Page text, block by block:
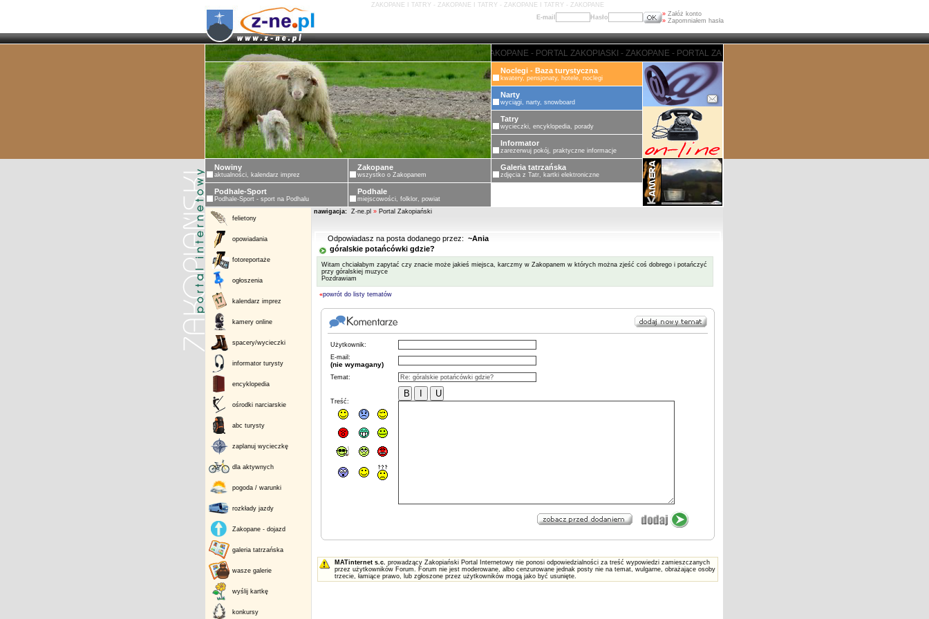
ZAKOPANE I TATRY - ZAKOPANE I TATRY - ZAKOPANE I TATRY - ZAKOPANE
E-mail
Hasło » Załóż konto
» Zapomniałem hasła
ZAKOPANE - PORTAL ZAKOPIASKI - ZAKOPANE - PORTAL ZAKOPIASKI - ZAKOPANE - PORTAL ZAKOPIASKI -
Noclegi - Baza turystyczna
kwatery, pensjonaty, hotele, noclegi
Narty
wyciągi, narty, snowboard
Tatry
wycieczki, encyklopedia, porady
Informator
zarezerwuj pokój, praktyczne informacje
Nowiny
aktualności, kalendarz imprez
Zakopane
wszystko o Zakopanem
Galeria tatrzańska
zdjęcia z Tatr, kartki elektroniczne
Podhale-Sport
Podhale-Sport - sport na Podhalu
Podhale
miejscowości, folklor, powiat
felietony
opowiadania
fotoreportaże
ogłoszenia
kalendarz imprez
kamery online
spacery/wycieczki
informator turysty
encyklopedia
ośrodki narciarskie
abc turysty
zaplanuj wycieczkę
dla aktywnych
pogoda / warunki
rozkłady jazdy
Zakopane - dojazd
galeria tatrzańska
wasze galerie
wyślij kartkę
konkursy
nawigacja: Z-ne.pl » Portal Zakopiański
Odpowiadasz na posta dodanego przez: ~Ania
góralskie potańcówki gdzie?
Witam chciałabym zapytać czy znacie może jakieś miejsca, karczmy w Zakopanem w których można zjeść coś dobrego i potańczyć
przy góralskiej muzyce
Pozdrawiam
«powrót do listy tematów
Użytkownik:
E-mail:
(nie wymagany)
Temat:
Treść:
MATinternet s.c. prowadzący Zakopiański Portal Internetowy nie ponosi odpowiedzialności za treść wypowiedzi zamieszczanych
przez użytkowników Forum. Forum nie jest moderowane, albo cenzurowane jednak posty nie na temat, wulgarne, obrażające osoby
trzecie, łamiące prawo, lub zgłoszone przez użytkowników mogą jako być usunięte.